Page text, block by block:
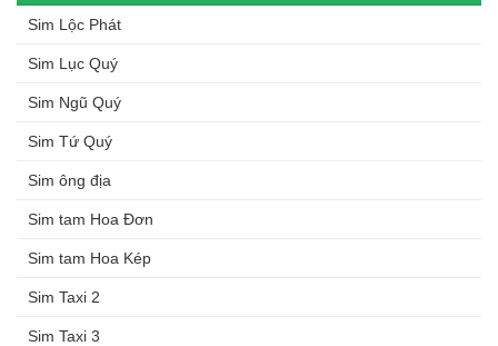
Sim Lộc Phát
Sim Lục Quý
Sim Ngũ Quý
Sim Tứ Quý
Sim ông địa
Sim tam Hoa Đơn
Sim tam Hoa Kép
Sim Taxi 2
Sim Taxi 3